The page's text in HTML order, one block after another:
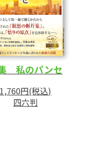
私のパンセ
1,760円(税込)
四六判